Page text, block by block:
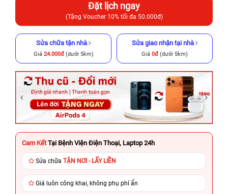
Đặt lịch ngay
(Tặng Voucher 10% tối đa 50.000đ)
Sửa chữa tận nhà
Giá 24.000đ(dưới 5km)
Sửa giao nhận tại nhà
Giá 0đ (dưới 5km)
Cam Kết Tại Bệnh Viện Điện Thoại, Laptop 24h
Sửa chữa TẬN NƠI - LẤY LIỀN
Giá luôn công khai, không phụ phí ẩn